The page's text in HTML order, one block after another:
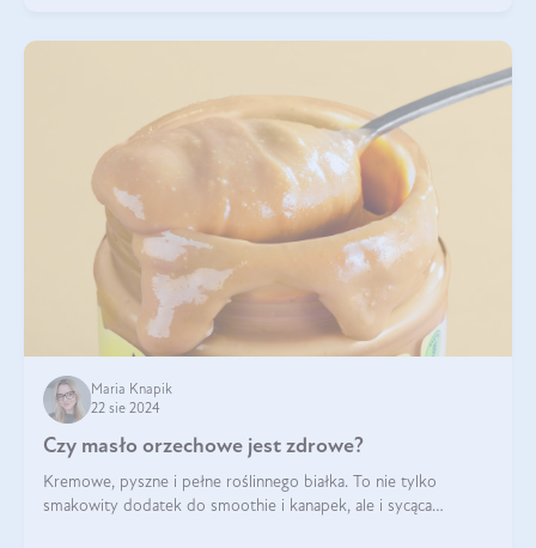
Maria Knapik
22 sie 2024
Czy masło orzechowe jest zdrowe?
Kremowe, pyszne i pełne roślinnego białka. To nie tylko
smakowity dodatek do smoothie i kanapek, ale i sycąca